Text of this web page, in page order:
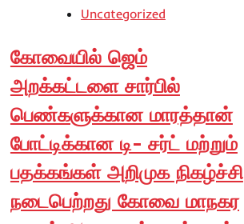
Uncategorized
கோவையில் ஜெம்
அறக்கட்டளை சார்பில்
பெண்களுக்கான மாரத்தான்
போட்டிக்கான டி- சர்ட் மற்றும்
பதக்கங்கள் அறிமுக நிகழ்ச்சி
நடைபெற்றது கோவை மாநகர